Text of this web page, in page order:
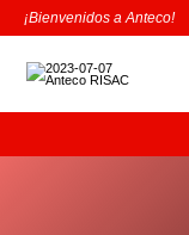
¡Bienvenidos a Anteco!
B
u
s
c
a